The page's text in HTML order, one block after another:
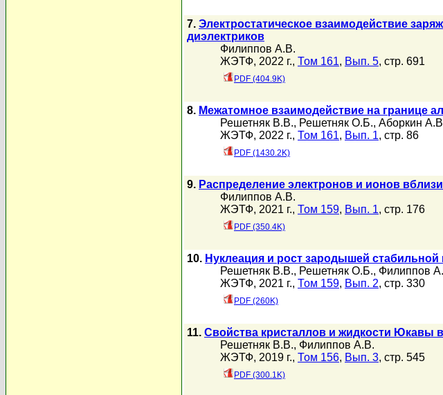
7. Электростатическое взаимодействие
диэлектриков
Филиппов А.В.
ЖЭТФ, 2022 г., Том 161, Вып. 5, стр. 691
PDF (404.9K)
8. Межатомное взаимодействие на границе
Решетняк В.В., Решетняк О.Б., Аборкин
ЖЭТФ, 2022 г., Том 161, Вып. 1, стр. 86
PDF (1430.2K)
9. Распределение электронов и ионов
Филиппов А.В.
ЖЭТФ, 2021 г., Том 159, Вып. 1, стр. 176
PDF (350.4K)
10. Нуклеация и рост зародышей
Решетняк В.В., Решетняк О.Б., Филиппов
ЖЭТФ, 2021 г., Том 159, Вып. 2, стр. 330
PDF (260K)
11. Свойства кристаллов и жидкости Юкавы
Решетняк В.В., Филиппов А.В.
ЖЭТФ, 2019 г., Том 156, Вып. 3, стр. 545
PDF (300.1K)